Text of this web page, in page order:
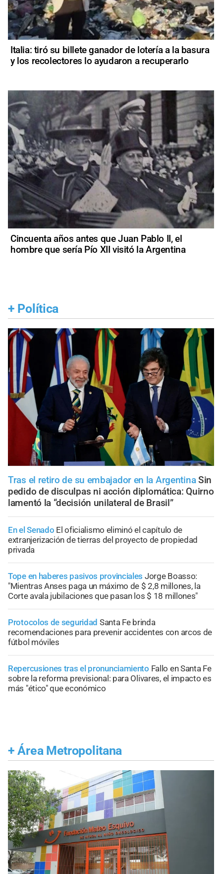
Italia: tiró su billete ganador de lotería a la basura
y los recolectores lo ayudaron a recuperarlo
Cincuenta años antes que Juan Pablo II, el
hombre que sería Pío XII visitó la Argentina
+ Política
Tras el retiro de su embajador en la Argentina Sin
pedido de disculpas ni acción diplomática: Quirno
lamentó la “decisión unilateral de Brasil”
En el Senado El oficialismo eliminó el capítulo de
extranjerización de tierras del proyecto de propiedad
privada
Tope en haberes pasivos provinciales Jorge Boasso:
"Mientras Anses paga un máximo de $ 2,8 millones, la
Corte avala jubilaciones que pasan los $ 18 millones"
Protocolos de seguridad Santa Fe brinda
recomendaciones para prevenir accidentes con arcos de
fútbol móviles
Repercusiones tras el pronunciamiento Fallo en Santa Fe
sobre la reforma previsional: para Olivares, el impacto es
más "ético" que económico
+ Área Metropolitana